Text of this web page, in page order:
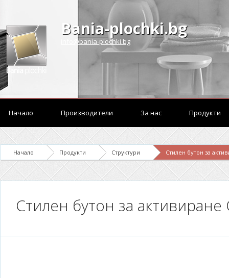
Bania-plochki.bg
info@bania-plochki.bg
Начало Производители За нас Продукти
Начало Продукти Структури Стилен бутон за
Стилен бутон за активиране